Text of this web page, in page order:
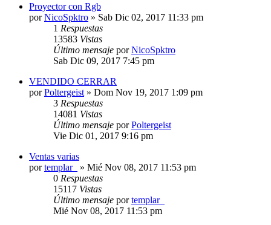
Proyector con Rgb
porNicoSpktro » Sab Dic 02, 2017 11:33 pm
1 Respuestas
13583 Vistas
Último mensaje porNicoSpktro
Sab Dic 09, 2017 7:45 pm
VENDIDO CERRAR
porPoltergeist » Dom Nov 19, 2017 1:09 pm
3 Respuestas
14081 Vistas
Último mensaje porPoltergeist
Vie Dic 01, 2017 9:16 pm
Ventas varias
portemplar_ » Mié Nov 08, 2017 11:53 pm
0 Respuestas
15117 Vistas
Último mensaje portemplar_
Mié Nov 08, 2017 11:53 pm